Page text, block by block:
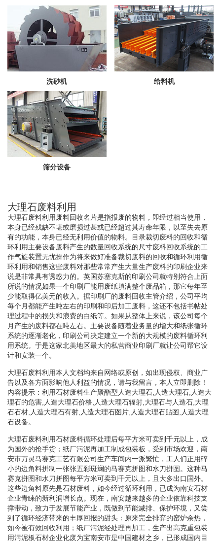
洗砂机 给料机
筛分设备
大理石废料利用
大理石废料利用废料回收名片是指报废的物料，即经过相当使用，
本身已经残缺不堪或磨损过甚或已经超过其寿命年限，以至失去原
有的功能，本身已经无利用价值的物料。目录裁切废料的回收和循
环利用主要设备废料产生的数量回收系统的尺寸废料回收系统的工
作气旋装置无忧操作为将来做好准备裁切废料的回收和循环利用循
环利用和销售这些废料对那些常常产生大量生产废料的印刷企业来
说是非常具有诱惑力的。英国苏塞克斯的印刷公司就特别符合上面
所说的情况如果一个印刷厂能用废纸填满整个废品箱，那它每年至
少能取得亿美元的收入。据印刷厂的废料回收主管介绍，公司平均
每个月都能产生吨左右的印刷和印后加工废料，这还不包括书帖处
理过程中的损失和浪费的白纸等。如果从整体上来说，该公司每个
月产生的废料都在吨左右。主要设备随着业务量的增大和纸张循环
系统的逐渐老化，印刷公司决定建立一个新的大规模的废料循环利
用系统。于是这家北美地区最大的私营商业印刷厂就让公司帮它设
计和安装一个。
大理石废料利用本人文档均来自网络或原创，如出现侵权、商业广
告以及各方面影响他人利益的情况，请与我留言，本人立即删除！
内容提示：利用石材废料生产聚酯型人造大理石,人造大理石,人造大
理石的危害,人造大理石价格,人造大理石辐射,大理石与人造石,大理
石石材,人造大理石有射,人造大理石图片,人造大理石贴图,人造大理
石设备。
大理石废料利用石材废料循环处理后每平方米可卖到千元以上，成
为国外的抢手货；纸厂污泥再加工制成包装板，受到市场欢迎，南
安市万灵马赛克工艺有限公司生产车间内一派繁忙，工人们正用碎
小的边角料拼制一张张五彩斑斓的马赛克拼图和水刀拼图。这种马
赛克拼图和水刀拼图每平方米可卖到千元以上，且大多出口国外。
这些边角料原先是石材废料，如今经过循环利用，已成为南安石材
企业青睐的新利润增长点。现在，南安越来越多的企业依靠科技支
撑带动，致力于发展节能产业，既做到节能减排、保护环境，又尝
到了循环经济带来的丰厚回报的甜头：原来完全排弃的窑炉余热，
如今被有效回收利用；纸厂污泥经处理再加工，生产出高克重包装
用污泥板石材企业化废为宝南安市是中国建材之乡，已形成国内目